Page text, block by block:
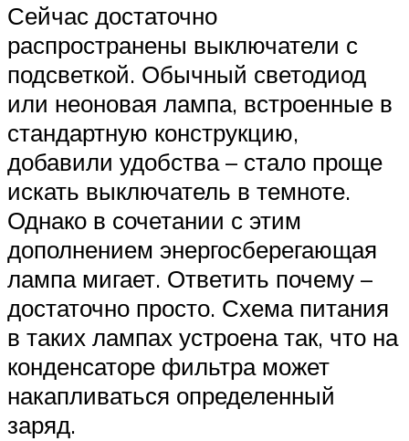
Сейчас достаточно
распространены выключатели с
подсветкой. Обычный светодиод
или неоновая лампа, встроенные в
стандартную конструкцию,
добавили удобства – стало проще
искать выключатель в темноте.
Однако в сочетании с этим
дополнением энергосберегающая
лампа мигает. Ответить почему –
достаточно просто. Схема питания
в таких лампах устроена так, что на
конденсаторе фильтра может
накапливаться определенный
заряд.